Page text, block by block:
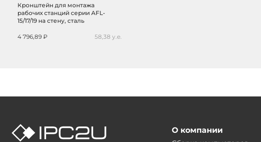
Кронштейн для монтажа
рабочих станций серии AFL-
15/17/19 на стену, сталь
4 796,89 ₽ 58,38 у.е.
О компании